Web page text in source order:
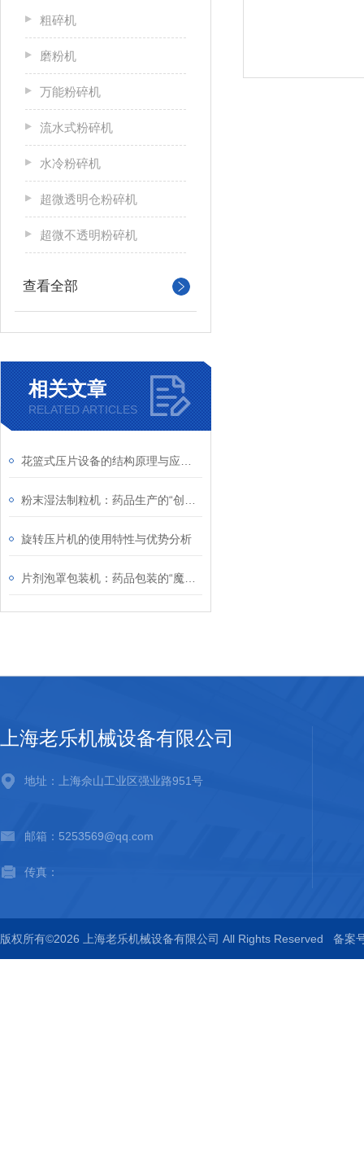
粗碎机
磨粉机
万能粉碎机
流水式粉碎机
水冷粉碎机
超微透明仓粉碎机
超微不透明粉碎机
查看全部
相关文章
RELATED ARTICLES
旋转压片机的使用特性与优势分析
上海老乐机械设备有限公司
地址：上海佘山工业区强业路951号
邮箱：5253569@qq.com
传真：
版权所有©2026 上海老乐机械设备有限公司 All Rights Reserved 备案